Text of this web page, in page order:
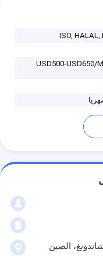
ISO, HALAL,
USD500-USD650/